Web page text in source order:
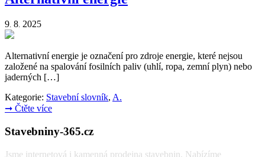
9. 8. 2025
Alternativní energie je označení pro zdroje energie, které nejsou
založené na spalování fosilních paliv (uhlí, ropa, zemní plyn) nebo
jaderných […]
Kategorie: Stavební slovník, A.
➞ Čtěte více
Stavebniny-365.cz
Jsme internetová i kamenná prodejna stavebnin. Nabízíme